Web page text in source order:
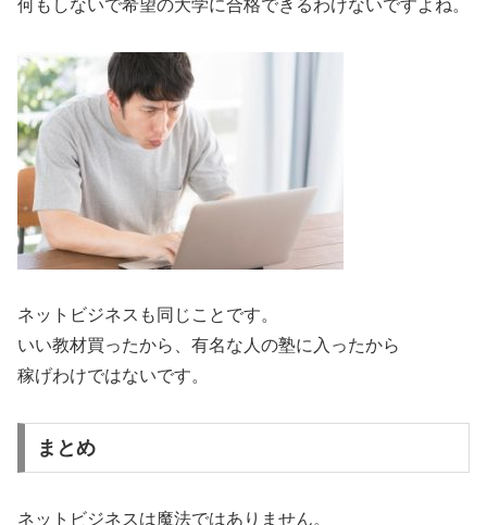
何もしないで希望の大学に合格できるわけないですよね。
ネットビジネスも同じことです。
いい教材買ったから、有名な人の塾に入ったから
稼げわけではないです。
まとめ
ネットビジネスは魔法ではありません。